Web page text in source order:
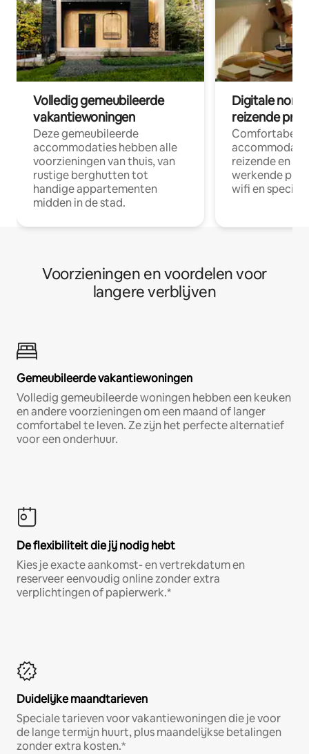
Volledig gemeubileerde
vakantiewoningen
Deze gemeubileerde
accommodaties hebben alle
voorzieningen van thuis, van
rustige berghutten tot
handige appartementen
midden in de stad.
Digitale
reizende
Comfortabele
reizende en
werkende
wifi en
Voorzieningen en voordelen voor
langere verblijven
Gemeubileerde vakantiewoningen
Volledig gemeubileerde woningen hebben een keuken
en andere voorzieningen om een maand of langer
comfortabel te leven. Ze zijn het perfecte alternatief
voor een onderhuur.
De flexibiliteit die jij nodig hebt
Kies je exacte aankomst- en vertrekdatum en
reserveer eenvoudig online zonder extra
verplichtingen of papierwerk.*
Duidelijke maandtarieven
Speciale tarieven voor vakantiewoningen die je voor
de lange termijn huurt, plus maandelijkse betalingen
zonder extra kosten.*